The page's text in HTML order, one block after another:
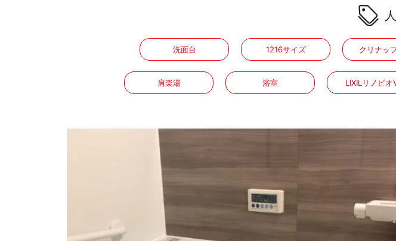
洗面台 1216サイズ クリナッ
肩楽湯 浴室 LIXILリノビオ